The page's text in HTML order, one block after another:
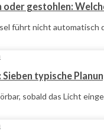
oder gestohlen:
führt nicht automatisch
Sieben typische
sobald das Licht